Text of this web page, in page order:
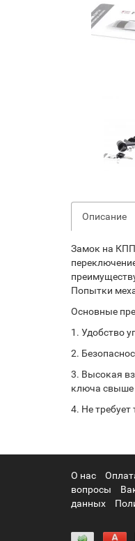
Описание
Замок на КПП
Попытки
Основные
1. Удобство
2.
3. Высокая
ключа свыше
4. Не требует
О нас
вопросы
данных